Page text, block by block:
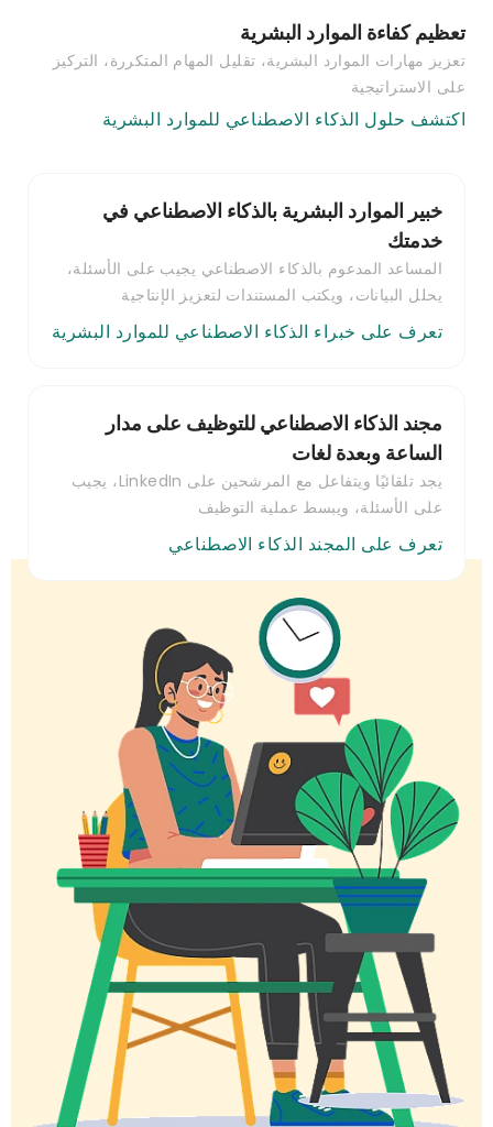
تعظيم كفاءة الموارد البشرية
تعزيز مهارات الموارد البشرية، تقليل المهام المتكررة، التركيز
على الاستراتيجية
اكتشف حلول الذكاء الاصطناعي للموارد البشرية
خبير الموارد البشرية بالذكاء الاصطناعي في
خدمتك
المساعد المدعوم بالذكاء الاصطناعي يجيب على الأسئلة،
يحلل البيانات، ويكتب المستندات لتعزيز الإنتاجية
تعرف على خبراء الذكاء الاصطناعي للموارد البشرية
مجند الذكاء الاصطناعي للتوظيف على مدار
الساعة وبعدة لغات
يجد تلقائيًا ويتفاعل مع المرشحين على LinkedIn، يجيب
على الأسئلة، ويبسط عملية التوظيف
تعرف على المجند الذكاء الاصطناعي